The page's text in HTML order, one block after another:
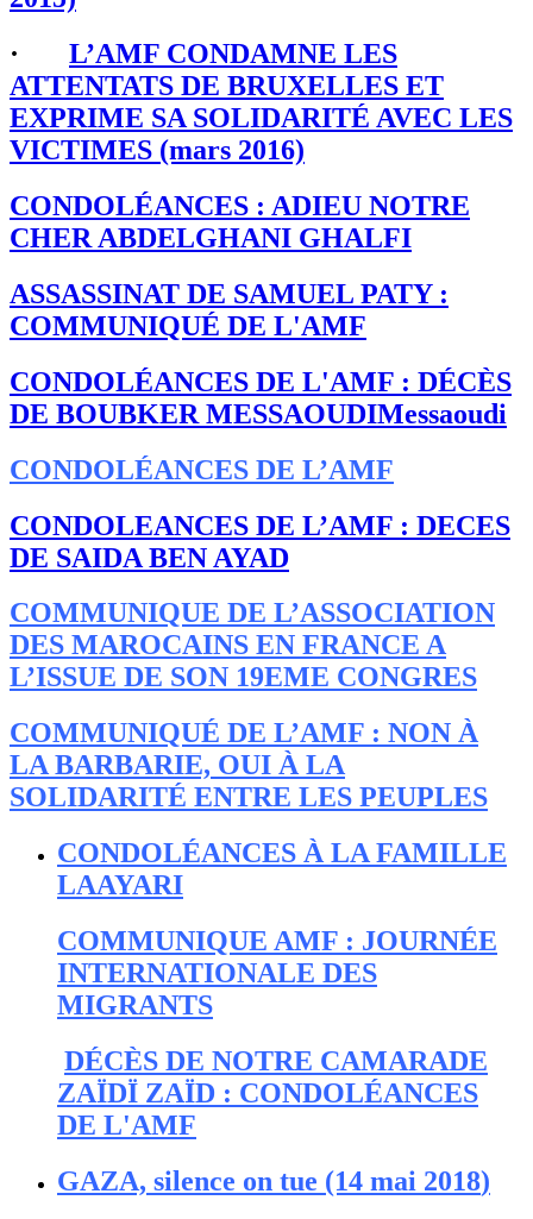
· L’AMF CONDAMNE LES
ATTENTATS DE BRUXELLES ET
EXPRIME SA SOLIDARITÉ AVEC LES
VICTIMES (mars 2016)
CONDOLÉANCES : ADIEU NOTRE
CHER ABDELGHANI GHALFI
ASSASSINAT DE SAMUEL PATY :
COMMUNIQUÉ DE L'AMF
CONDOLÉANCES DE L'AMF : DÉCÈS
DE BOUBKER MESSAOUDIMessaoudi
CONDOLÉANCES DE L’AMF
CONDOLEANCES DE L’AMF : DECES
DE SAIDA BEN AYAD
COMMUNIQUE DE L’ASSOCIATION
DES MAROCAINS EN FRANCE A
L’ISSUE DE SON 19EME CONGRES
COMMUNIQUÉ DE L’AMF : NON À
LA BARBARIE, OUI À LA
SOLIDARITÉ ENTRE LES PEUPLES
CONDOLÉANCES À LA FAMILLE
LAAYARI
COMMUNIQUE AMF : JOURNÉE
INTERNATIONALE DES
MIGRANTS
DÉCÈS DE NOTRE CAMARADE
ZAÏDÏ ZAÏD : CONDOLÉANCES
DE L'AMF
GAZA, silence on tue (14 mai 2018)